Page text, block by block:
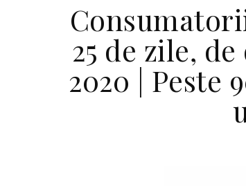
25 de zile,
2020 | Peste